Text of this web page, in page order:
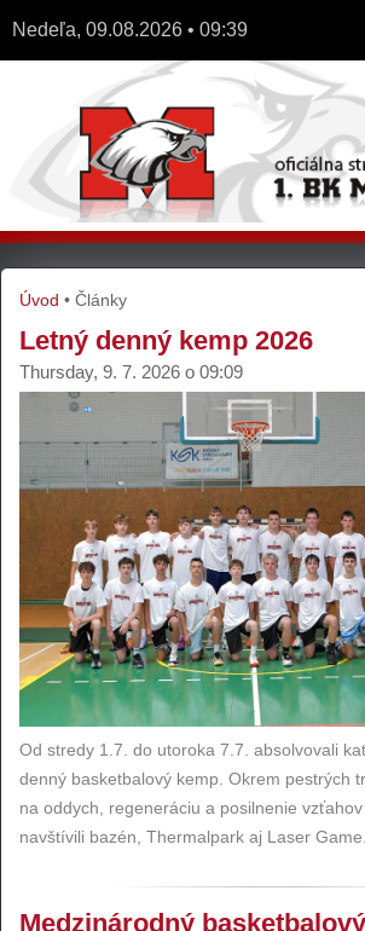
Nedeľa, 09.08.2026 • 09:39
Úvod • Články
Letný denný kemp 2026
Thursday, 9. 7. 2026 o 09:09
Od stredy 1.7. do utoroka 7.7. absolvovali
denný basketbalový kemp. Okrem pestrých
na oddych, regeneráciu a posilnenie
navštívili bazén, Thermalpark aj Laser
Medzinárodný